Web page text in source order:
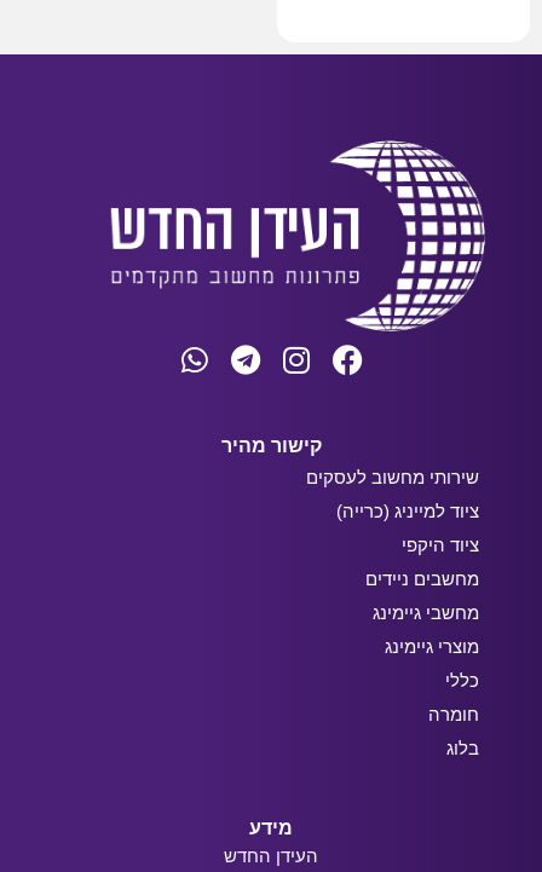
קישור מהיר
שירותי מחשוב לעסקים
ציוד למייניג (כרייה)
ציוד היקפי
מחשבים ניידים
מחשבי גיימינג
מוצרי גיימינג
כללי
חומרה
בלוג
מידע
העידן החדש